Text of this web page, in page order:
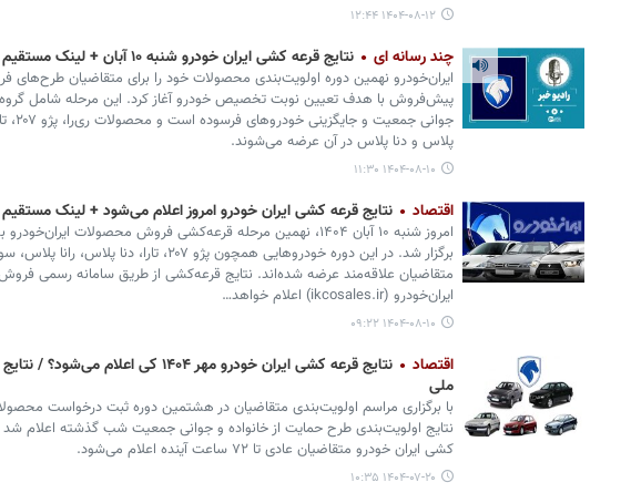
۱۴۰۴-۰۸-۱۲ ۱۲:۴۴
چند رسانه ای نتایج قرعه کشی ایران خودرو شنبه ۱۰ آبان + لینک مستقیم ورود به سامانه
ایران‌خودرو نهمین دوره اولویت‌بندی محصولات خود را برای متقاضیان طرح‌های
پیش‌فروش با هدف تعیین نوبت تخصیص خودرو آغاز کرد. این مرحله شامل
جوانی
پلاس و دنا پلاس در آن عرضه می‌شوند.
۱۴۰۴-۰۸-۱۰ ۱۱:۳۰
اقتصاد نتایج قرعه کشی ایران خودرو امروز اعلام می‌شود + لینک مستقیم
امروز شنبه ۱۰ آبان ۱۴۰۴، نهمین مرحله قرعه‌کشی فروش محصولات
برگزار شد. در این دوره خودروهایی همچون پژو ۲۰۷، تارا، دنا
متقاضیان علاقه‌مند عرضه شده‌اند. نتایج قرعه‌کشی از طریق سامانه رسمی فروش
ایران‌خودرو (ikcosales.ir) اعلام خواهد…
۱۴۰۴-۰۸-۱۰ ۰۹:۲۲
اقتصاد
نتایج قرعه کشی ایران خودرو مهر ۱۴۰۴ کی
ملی
با برگزاری مراسم اولویت‌بندی متقاضیان در هشتمین دوره ثبت درخواست
نتایج اولویت‌بندی طرح حمایت از خانواده و جوانی جمعیت شب گذشته اعلام شد
کشی ایران خودرو متقاضیان عادی تا ۷۲ ساعت آینده اعلام می‌شود.
۱۴۰۴-۰۷-۲۰ ۱۰:۳۵